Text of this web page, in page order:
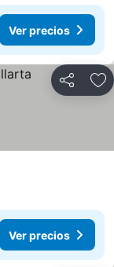
Ver precios
Compartir
Ver precios